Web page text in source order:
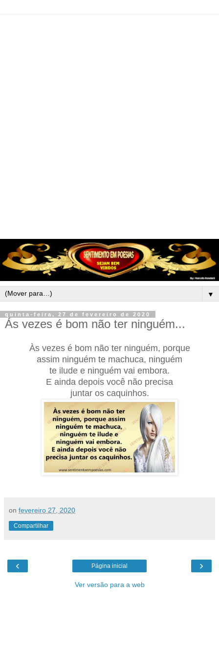
▼
quinta-feira, 27 de fevereiro de 2020
Ás vezes é bom não ter ninguém...
Às vezes é bom não ter ninguém, porque
assim ninguém te machuca, ninguém
te ilude e ninguém vai embora.
E ainda depois você não precisa
juntar os caquinhos.
on fevereiro 27, 2020
Compartilhar
‹ ›
Página inicial
Ver versão para a web